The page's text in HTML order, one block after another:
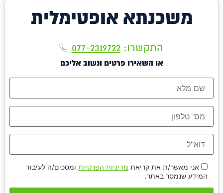
משכנתא אופטימלית
התקשרו:077-2319722
או השאירו פרטים ונשוב אליכם
אני מאשר/ת את קריאת מדיניות הפרטיותומסכים/ה לעיבוד
המידע שנמסר באתר.